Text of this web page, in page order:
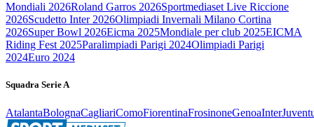
Mondiali 2026Roland Garros 2026Sportmediaset Live Riccione
2026Scudetto Inter 2026Olimpiadi Invernali Milano Cortina
2026Super Bowl 2026Eicma 2025Mondiale per club 2025EICMA
Riding Fest 2025Paralimpiadi Parigi 2024Olimpiadi Parigi
2024Euro 2024
Squadra Serie A
AtalantaBolognaCagliariComoFiorentinaFrosinoneGenoaInter